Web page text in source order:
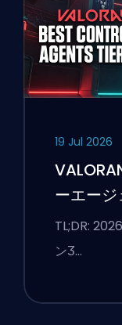
19 Jul 2026
ーエー
TL;DR:
ンӠ…